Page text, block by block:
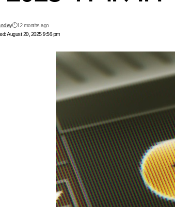
August 20, 2025 9:56 pm
12 months ago